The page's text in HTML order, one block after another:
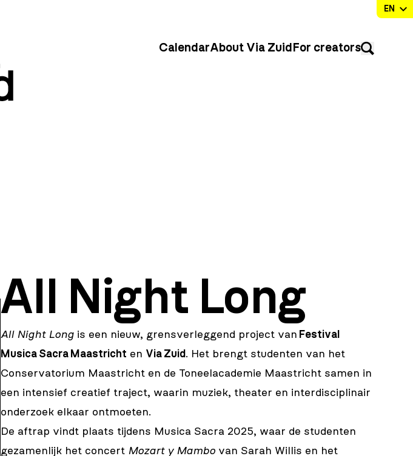
CalendarAbout Via Zuid For creators
All Night Long
All Night Long is een nieuw, grensverleggend project van Festival
Musica Sacra Maastricht en Via Zuid . Het brengt studenten van het
Conservatorium Maastricht en de Toneelacademie Maastricht samen in
een intensief creatief traject, waarin muziek, theater en interdisciplinair
onderzoek elkaar ontmoeten.
De aftrap vindt plaats tijdens Musica Sacra 2025, waar de studenten
gezamenlijk het concert Mozart y Mambo van Sarah Willis en het